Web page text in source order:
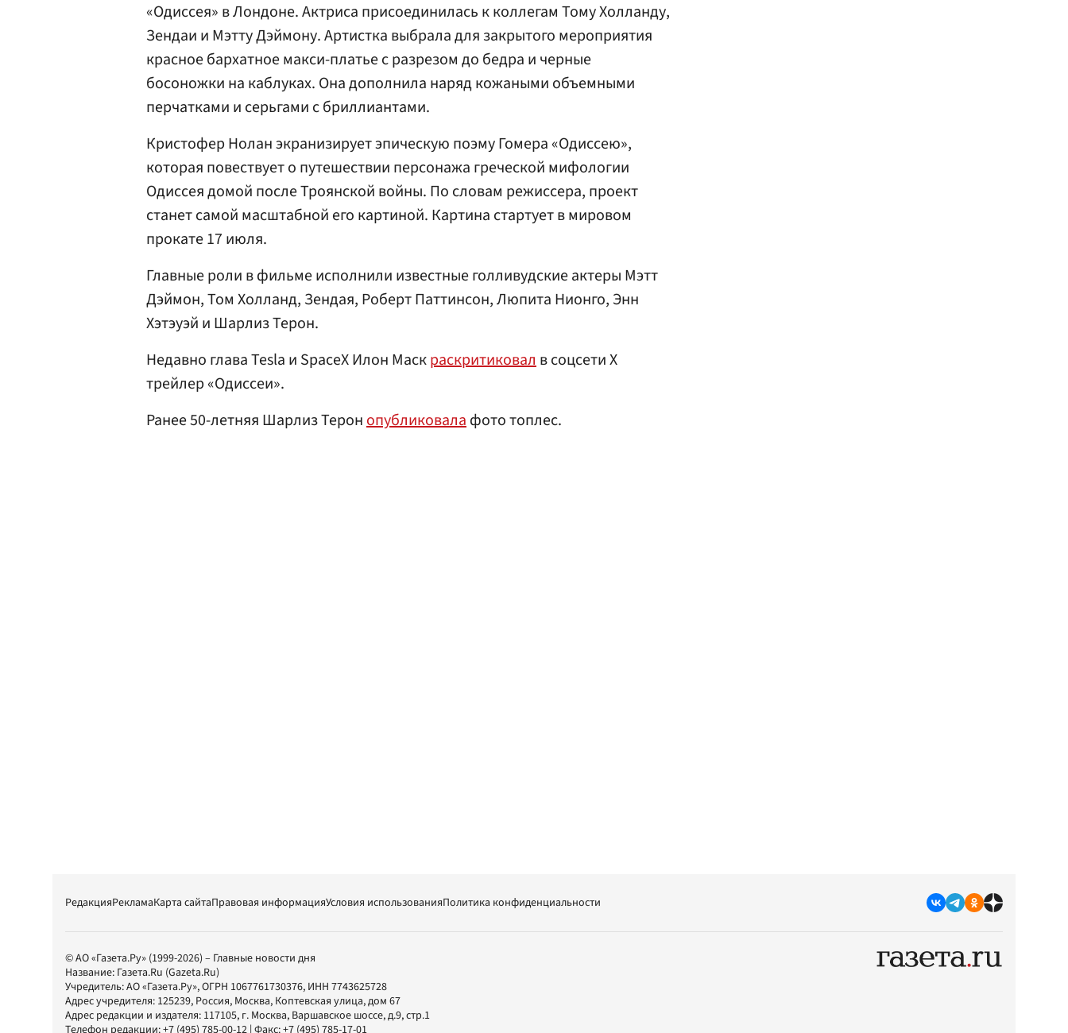
«Одиссея» в Лондоне. Актриса присоединилась к коллегам Тому Холланду,
Зендаи и Мэтту Дэймону. Артистка выбрала для закрытого мероприятия
красное бархатное макси-платье с разрезом до бедра и черные
босоножки на каблуках. Она дополнила наряд кожаными объемными
перчатками и серьгами с бриллиантами.
Кристофер Нолан экранизирует эпическую поэму Гомера «Одиссею»,
которая повествует о путешествии персонажа греческой мифологии
Одиссея домой после Троянской войны. По словам режиссера, проект
станет самой масштабной его картиной. Картина стартует в мировом
прокате 17 июля.
Главные роли в фильме исполнили известные голливудские актеры Мэтт
Дэймон, Том Холланд, Зендая, Роберт Паттинсон, Люпита Нионго, Энн
Хэтэуэй и Шарлиз Терон.
Недавно глава Tesla и SpaceX Илон Маскраскритиковалв соцсети X
трейлер «Одиссеи».
Ранее 50-летняя Шарлиз Теронопубликовалафото топлес.
РедакцияРекламаКарта сайтаПравовая информацияУсловия использованияПолитика конфиденциальности
© АО «Газета.Ру» (1999-2026) – Главные новости дня
Название: Газета.Ru (Gazeta.Ru)
Учредитель:АО «Газета.Ру», ОГРН 1067761730376, ИНН 7743625728
Адрес учредителя: 125239, Россия, Москва, Коптевская улица, дом 67
Адрес редакции и издателя: 117105, г. Москва, Варшавское шоссе, д.9, стр.1
Телефон редакции:+7 (495) 785-00-12 | Факс:+7 (495) 785-17-01